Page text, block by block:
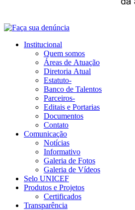
Institucional
Quem somos
Áreas de Atuação
Diretoria Atual
Estatuto-
Banco de Talentos
Parceiros-
Editais e Portarias
Documentos
Contato
Comunicação
Notícias
Informativo
Galeria de Fotos
Galeria de Vídeos
Selo UNICEF
Produtos e Projetos
Certificados
Transparência